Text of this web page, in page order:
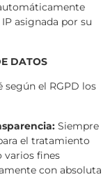
asignada por su
DATOS
según el RGPD los
Siempre
el tratamiento
varios fines
con absoluta